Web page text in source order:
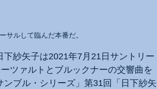
サルして臨んだ本番だ。
紗矢子は2021年7月21日サントリー
ツァルトとブルックナーの交響曲を
ブル・シリーズ」第31回「日下紗矢